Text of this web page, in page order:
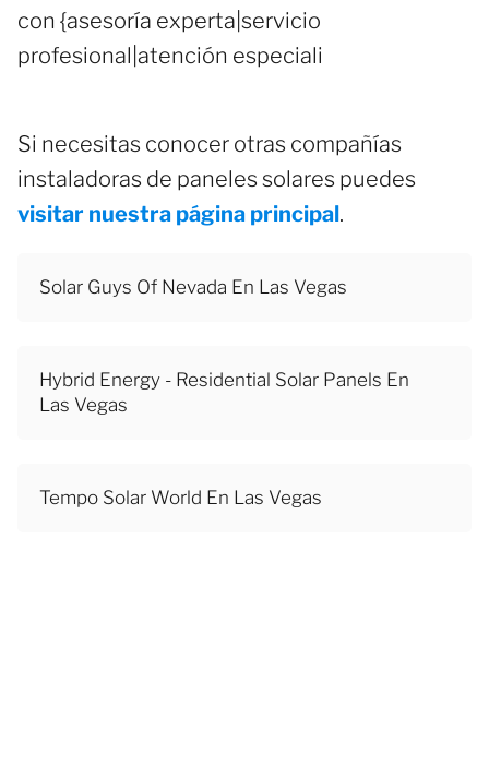
con {asesoría experta|servicio
profesional|atención especiali
Si necesitas conocer otras compañías
instaladoras de paneles solares puedes
visitar nuestra página principal.
Solar Guys Of Nevada En Las Vegas
Hybrid Energy - Residential Solar Panels En
Las Vegas
Tempo Solar World En Las Vegas